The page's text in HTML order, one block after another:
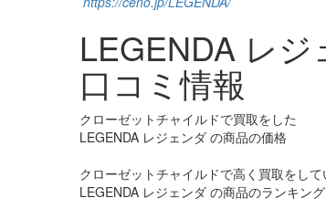
LEGENDA レ
口コミ情報
クローゼットチャイルドで買取をした
LEGENDA レジェンダ の商品の価格
クローゼットチャイルドで高く買取をして
LEGENDA レジェンダ の商品のランキング